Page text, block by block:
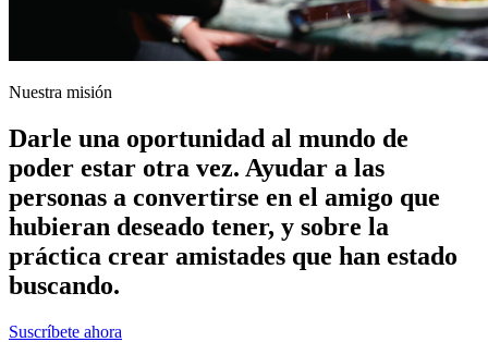
Nuestra misión
Darle una oportunidad al mundo de
poder estar otra vez. Ayudar a las
personas a convertirse en el amigo que
hubieran deseado tener, y sobre la
práctica crear amistades que han estado
buscando.
Suscríbete ahora